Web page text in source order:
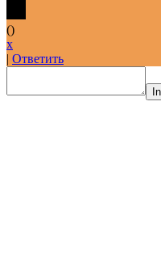
()
x
| Ответить